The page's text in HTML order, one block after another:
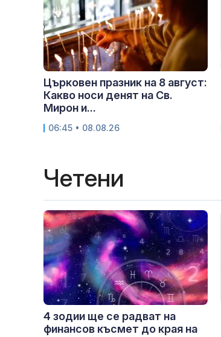
Църковен празник на 8 август:
Какво носи денят на Св.
Мирон и...
06:45 • 08.08.26
Четени
4 зодии ще се радват на
финансов късмет до края на